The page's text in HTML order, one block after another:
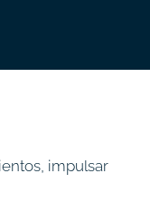
impulsar